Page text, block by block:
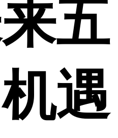
五
遇